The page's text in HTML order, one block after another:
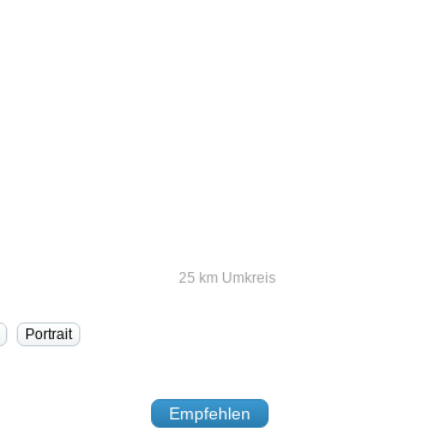
25 km Umkreis
Portrait
Empfehlen